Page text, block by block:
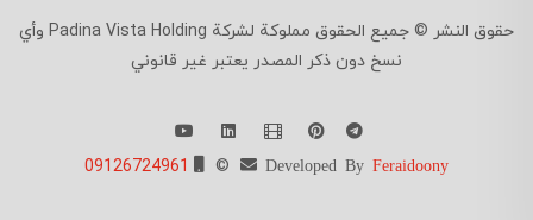
حقوق النشر © جميع الحقوق مملوكة لشركة Padina Vista Holding وأي
نسخ دون ذكر المصدر يعتبر غير قانوني
Developed By Feraidoony
©
09126724961